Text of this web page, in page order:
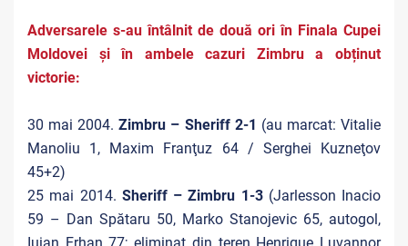
Adversarele s-au întâlnit de două ori în Finala Cupei
Moldovei și în ambele cazuri Zimbru a obținut
victorie:
30 mai 2004.Zimbru – Sheriff 2-1 (au marcat: Vitalie
Manoliu 1, Maxim Franţuz 64 / Serghei Kuzneţov
45+2)
25 mai 2014. Sheriff – Zimbru 1-3(Jarlesson Inacio
59 – Dan Spătaru 50, Marko Stanojevic 65, autogol,